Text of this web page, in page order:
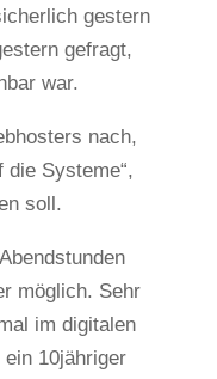
gestern
gefragt,
war.
nach,
die Systeme“,
soll.
möglich. Sehr
im digitalen
10jähriger